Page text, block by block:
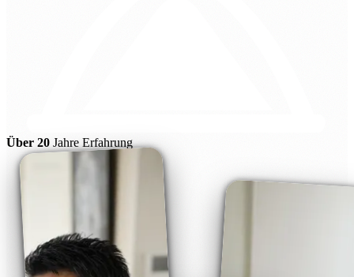
Über 20 Jahre Erfahrung